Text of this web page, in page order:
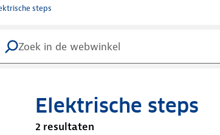
steps
Elektrische steps
2 resultaten